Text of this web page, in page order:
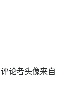
论者头像来自